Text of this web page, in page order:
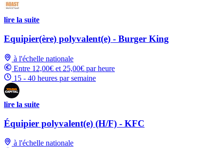
lire la suite
Equipier(ère) polyvalent(e) - Burger King
à l'échelle nationale
Entre 12,00€ et 25,00€ par heure
15 - 40 heures par semaine
lire la suite
Équipier polyvalent(e) (H/F) - KFC
à l'échelle nationale